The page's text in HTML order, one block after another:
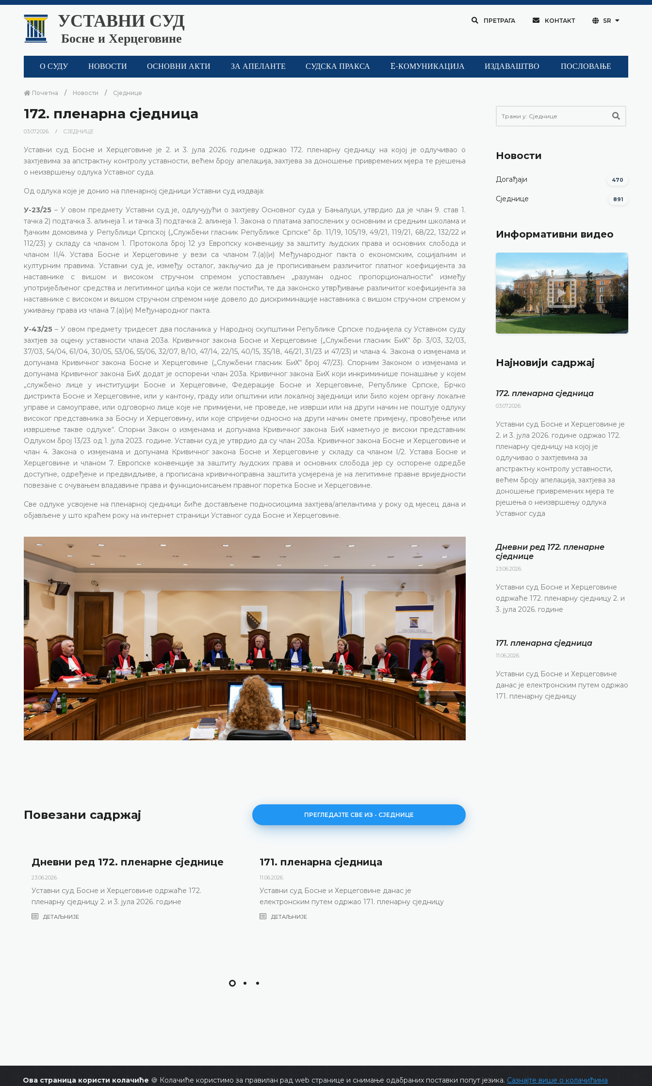
Ова страница користи колачиће 🍪 Колачиће користимо за правилан рад web странице и снимање одабраних поставки попут језика. Сазнајте више о колачићима
УСТАВНИ СУД
Босне и Херцеговине
ПРЕТРАГА КОНТАКТ SR
О СУДУ НОВОСТИ ОСНОВНИ АКТИ ЗА АПЕЛАНТЕ СУДСКА ПРАКСА E-КОМУНИКАЦИЈА ИЗДАВАШТВО ПОСЛОВАЊЕ
Почетна Новости Сједнице
172. пленарна сједницa
03.07.2026. СЈЕДНИЦЕ
Уставни суд Босне и Херцеговине је 2. и 3. јула 2026. године одржао 172. пленарну сједницу на којој је одлучивао о
захтјевима за апстрактну контролу уставности, већем броју апелација, захтјева за доношење привремених мјера те рјешења
о неизвршењу одлука Уставног суда.
Од одлука које је донио на пленарној сједници Уставни суд издваја:
У-23/25 – У овом предмету Уставни суд је, одлучујући о захтјеву Основног суда у Бањалуци, утврдио да је члан 9. став 1.
тачка 2) подтачка 3. алинеја 1. и тачка 3) подтачка 2. алинеја 1. Закона о платама запослених у основним и средњим школама и
ђачким домовима у Републици Српској („Службени гласник Републике Српске“ бр. 11/19, 105/19, 49/21, 119/21, 68/22, 132/22 и
112/23) у складу са чланом 1. Протокола број 12 уз Европску конвенцију за заштиту људских права и основних слобода и
чланом II/4. Устава Босне и Херцеговине у вези са чланом 7.(а)(и) Међународног пакта о економским, социјалним и
културним правима. Уставни суд је, између осталог, закључио да је прописивањем различитог платног коефицијента за
наставнике с вишом и високом стручном спремом успостављен „разуман однос пропорционалности“ између
употријебљеног средства и легитимног циља који се жели постићи, те да законско утврђивање различитог коефицијента за
наставнике с високом и вишом стручном спремом није довело до дискриминације наставника с вишом стручном спремом у
уживању права из члана 7.(а)(и) Међународног пакта.
У-43/25 – У овом предмету тридесет два посланика у Народној скупштини Републике Српске поднијела су Уставном суду
захтјев за оцјену уставности члана 203а. Кривичног закона Босне и Херцеговине („Службени гласник БиХ“ бр. 3/03, 32/03,
37/03, 54/04, 61/04, 30/05, 53/06, 55/06, 32/07, 8/10, 47/14, 22/15, 40/15, 35/18, 46/21, 31/23 и 47/23) и члана 4. Закона о измјенама и
допунама Кривичног закона Босне и Херцеговине („Службени гласник БиХ“ број 47/23). Спорним Законом о измјенама и
допунама Кривичног закона БиХ додат је оспорени члан 203а. Кривичног закона БиХ који инкриминише понашање у којем
„службено лице у институцији Босне и Херцеговине, Федерације Босне и Херцеговине, Републике Српске, Брчко
дистрикта Босне и Херцеговине, или у кантону, граду или општини или локалној заједници или било којем органу локалне
управе и самоуправе, или одговорно лице које не примијени, не проведе, не изврши или на други начин не поштује одлуку
високог представника за Босну и Херцеговину, или које спријечи односно на други начин омете примјену, провођење или
извршење такве одлуке“. Спорни Закон о измјенама и допунама Кривичног закона БиХ наметнуо је високи представник
Одлуком број 13/23 од 1. јула 2023. године. Уставни суд је утврдио да су члан 203а. Кривичног закона Босне и Херцеговине и
члан 4. Закона о измјенама и допунама Кривичног закона Босне и Херцеговине у складу са чланом I/2. Устава Босне и
Херцеговине и чланом 7. Европске конвенције за заштиту људских права и основних слобода јер су оспорене одредбе
доступне, одређене и предвидљиве, а прописана кривичноправна заштита усмјерена је на легитимне правне вриједности
повезане с очувањем владавине права и функционисањем правног поретка Босне и Херцеговине.
Све одлуке усвојене на пленарној сједници биће достављене подносиоцима захтјева/апелантима у року од мјесец дана и
објављене у што краћем року на интернет страници Уставног суда Босне и Херцеговине.
Повезани садржај ПРЕГЛЕДАЈТЕ СВЕ ИЗ - СЈЕДНИЦЕ
Дневни ред 172. пленарне сједнице
23.06.2026.
Уставни суд Босне и Херцеговине одржаће 172.
пленарну сједницу 2. и 3. јула 2026. године
ДЕТАЉНИЈЕ
171. пленарна сједницa
11.06.2026.
Уставни суд Босне и Херцеговине данас је
електронским путем одржао 171. пленарну сједницу
ДЕТАЉНИЈЕ
Новости
Догађаји 470
Сједнице 891
Информативни видео
Најновији садржај
172. пленарна сједницa
03.07.2026.
Уставни суд Босне и Херцеговине је
2. и 3. јула 2026. године одржао 172.
пленарну сједницу на којој је
одлучивао о захтјевима за
апстрактну контролу уставности,
већем броју апелација, захтјева за
доношење привремених мјера те
рјешења о неизвршењу одлука
Уставног суда
Дневни ред 172. пленарне
сједнице
23.06.2026.
Уставни суд Босне и Херцеговине
одржаће 172. пленарну сједницу 2. и
3. јула 2026. године
171. пленарна сједницa
11.06.2026.
Уставни суд Босне и Херцеговине
данас је електронским путем одржао
171. пленарну сједницу